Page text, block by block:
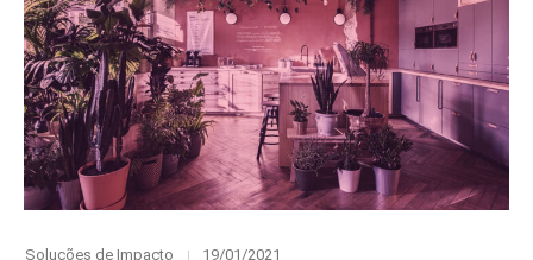
Category
Soluções de Impacto
Posted
19/01/2021